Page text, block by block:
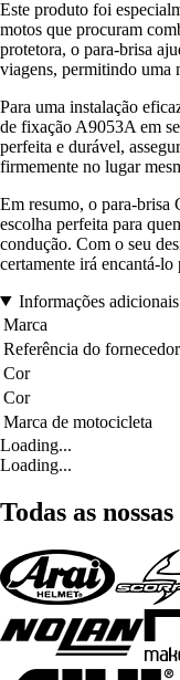
Este produto foi
motos que procuram
protetora, o para-brisa
viagens, permitindo uma
Para uma instalação
de fixação A9053A em
perfeita e durável,
firmemente no lugar
Em resumo, o para-
escolha perfeita para
condução. Com o seu
certamente irá encantá-lo
Informações adicionais
Marca
Referência do fornecedor
Cor
Cor
Marca de motocicleta
Loading...
Loading...
Todas as